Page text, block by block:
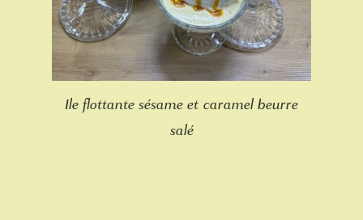
Ile flottante sésame et caramel beurre
salé